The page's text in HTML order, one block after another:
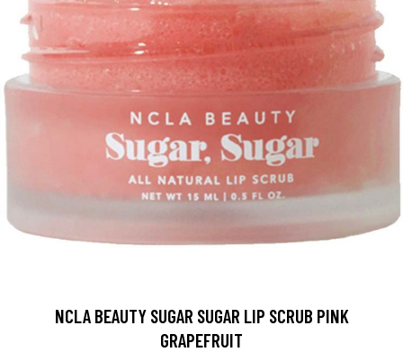
NCLA BEAUTY SUGAR SUGAR LIP SCRUB PINK
GRAPEFRUIT